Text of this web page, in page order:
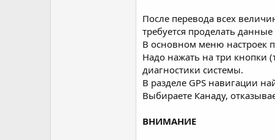
После перевода всех
требуется проделать данные
В основном меню настроек
Надо нажать на три кнопки
диагностики системы.
В разделе GPS навигации
Выбираете Канаду,
ВНИМАНИЕ